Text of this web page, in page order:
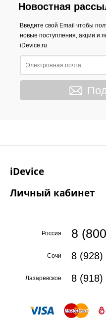
Новостная
Введите свой Email чтобы
новые поступления, акции и
iDevice.ru
iDevice
Личный кабинет
Россия 8
Сочи 8 (928)
Лазаревское 8 (918)